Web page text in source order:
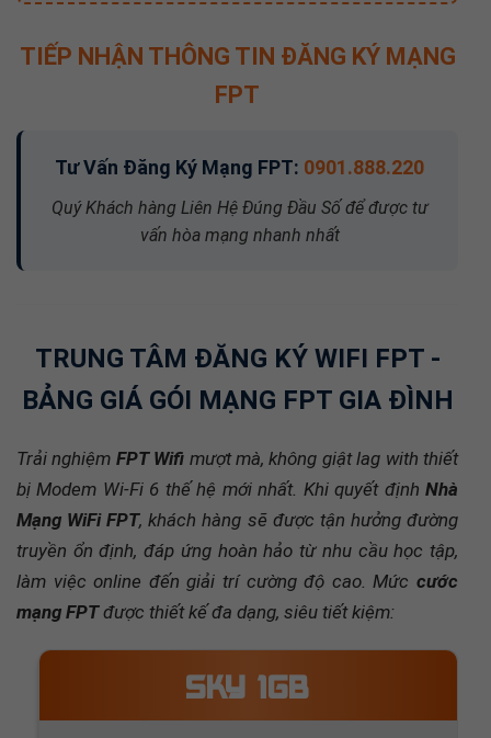
TIẾP NHẬN THÔNG TIN ĐĂNG KÝ MẠNG
FPT
Tư Vấn Đăng Ký Mạng FPT: 0901.888.220
Quý Khách hàng Liên Hệ Đúng Đầu Số để được tư
vấn hòa mạng nhanh nhất
TRUNG TÂM ĐĂNG KÝ WIFI FPT -
BẢNG GIÁ GÓI MẠNG FPT GIA ĐÌNH
Trải nghiệm FPT Wifi mượt mà, không giật lag with thiết
bị Modem Wi-Fi 6 thế hệ mới nhất. Khi quyết định Nhà
Mạng WiFi FPT, khách hàng sẽ được tận hưởng đường
truyền ổn định, đáp ứng hoàn hảo từ nhu cầu học tập,
làm việc online đến giải trí cường độ cao. Mức cước
mạng FPTđược thiết kế đa dạng, siêu tiết kiệm:
META 1GB